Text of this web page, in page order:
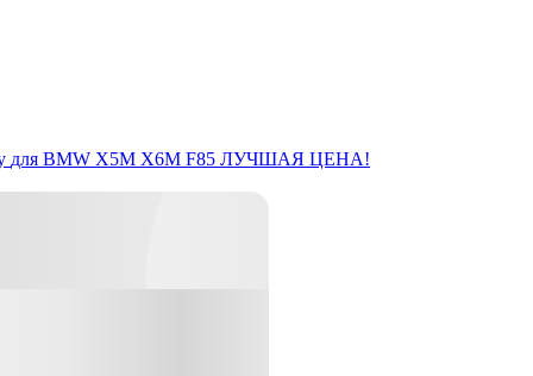
для BMW X5M X6M F85 ЛУЧШАЯ ЦЕНА!